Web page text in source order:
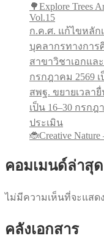
🌳Explore Trees
Vol.15
ก.ค.ศ. แก้ไขหลั
บุคลากรทางการ
สาขาวิชาเอกแล
กรกฎาคม 2569 เ
สพฐ. ขยายเวลา
เป็น 16–30 กรก
ประเมิน
🐞Creative Nature
คอมเมนด์ล่าสุด
ไม่มีความเห็นที่จะแสดง
คลังเอกสาร